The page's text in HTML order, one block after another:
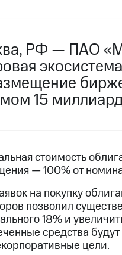
РФ — ПАО
15
стоимость
— 100% от
на покупку
позволил
18% и
средства
цели.